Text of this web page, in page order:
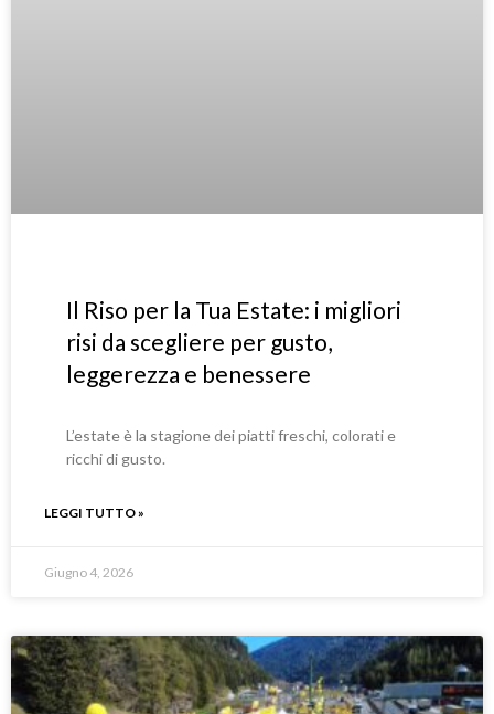
Il Riso per la Tua Estate: i migliori
risi da scegliere per gusto,
leggerezza e benessere
L’estate è la stagione dei piatti freschi, colorati e
ricchi di gusto.
LEGGI TUTTO »
Giugno 4, 2026